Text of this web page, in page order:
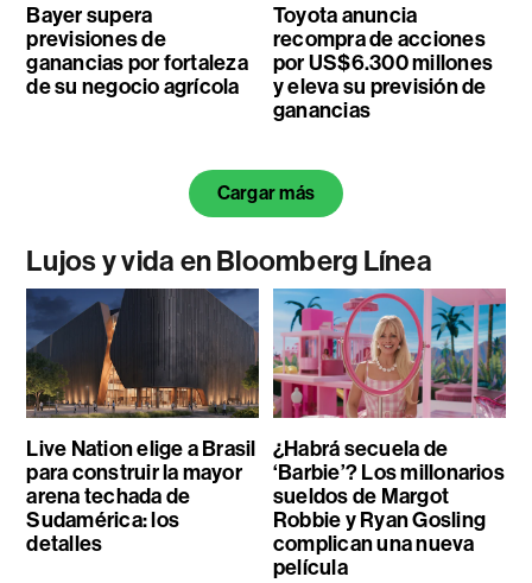
Bayer supera
previsiones de
ganancias por fortaleza
de su negocio agrícola
Toyota anuncia
recompra de acciones
por US$6.300 millones
y eleva su previsión de
ganancias
Cargar más
Lujos y vida en Bloomberg Línea
Live Nation elige a Brasil
para construir la mayor
arena techada de
Sudamérica: los
detalles
¿Habrá secuela de
‘Barbie’? Los millonarios
sueldos de Margot
Robbie y Ryan Gosling
complican una nueva
película